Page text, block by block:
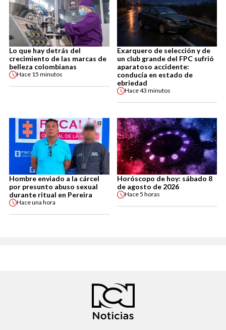
Lo que hay detrás del
crecimiento de las marcas de
belleza colombianas
Hace 15 minutos
Exarquero de selección y de
un club grande del FPC sufrió
aparatoso accidente:
conducía en estado de
ebriedad
Hace43 minutos
Hombre enviado a la cárcel
por presunto abuso sexual
durante ritual en Pereira
Haceuna hora
Horóscopo de hoy: sábado 8
de agosto de 2026
Hace5 horas